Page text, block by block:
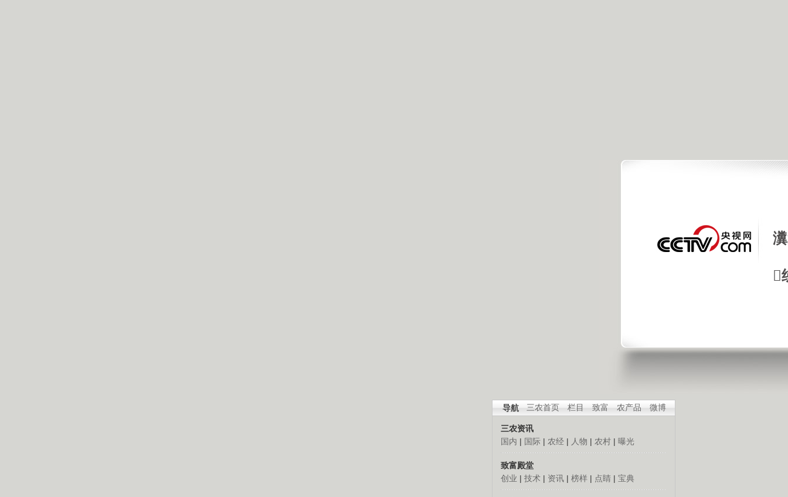

三农首页 栏目 致富 农产品 微博
导航
三农资讯
国内 | 国际 | 农经 | 人物 | 农村 | 曝光
致富殿堂
创业 | 技术 | 资讯 | 榜样 | 点睛 | 宝典